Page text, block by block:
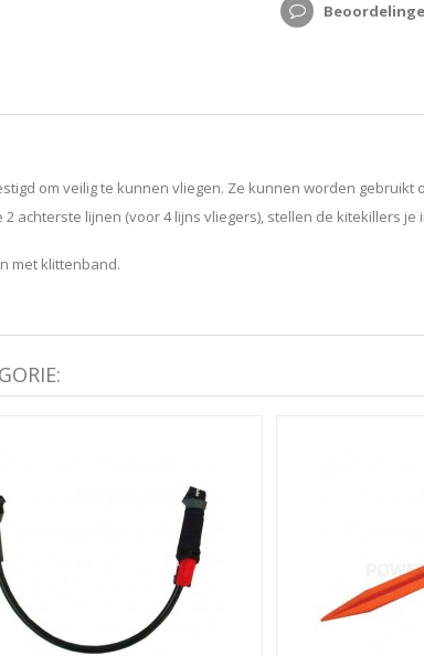
om veilig te kunnen vliegen. Ze kunnen worden gebruikt
achterste lijnen (voor 4 lijns vliegers), stellen de kitekillers
met klittenband.